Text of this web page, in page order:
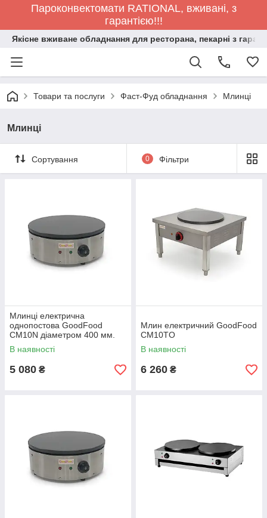
Пароконвектомати RATIONAL, вживані, з
гарантією!!!
Якісне вживане обладнання для ресторана, пекарні з
Товари та послуги Фаст-Фуд обладнання Млинці
Млинці
Сортування 0 Фільтри
Млинці електрична
однопостова GoodFood
CM10N діаметром 400 мм.
В наявності
5 080 ₴
Млин електричний GoodFood
CM10TO
В наявності
6 260 ₴